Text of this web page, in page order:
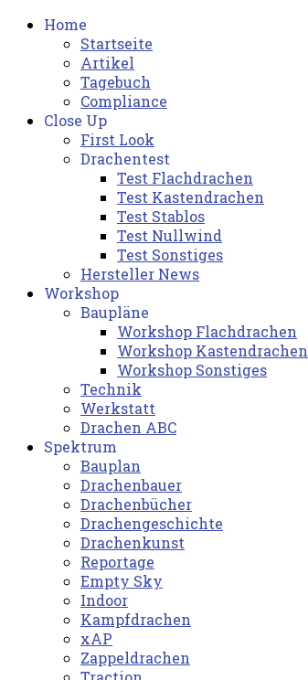
Home
Startseite
Artikel
Tagebuch
Compliance
Close Up
First Look
Drachentest
Test Flachdrachen
Test Kastendrachen
Test Stablos
Test Nullwind
Test Sonstiges
Hersteller News
Workshop
Baupläne
Workshop Flachdrachen
Workshop Kastendrachen
Workshop Sonstiges
Technik
Werkstatt
Drachen ABC
Spektrum
Bauplan
Drachenbauer
Drachenbücher
Drachengeschichte
Drachenkunst
Reportage
Empty Sky
Indoor
Kampfdrachen
xAP
Zappeldrachen